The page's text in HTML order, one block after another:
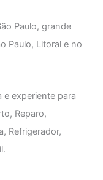
Paulo, grande
Paulo, Litoral e no
e experiente para
Reparo,
Refrigerador,